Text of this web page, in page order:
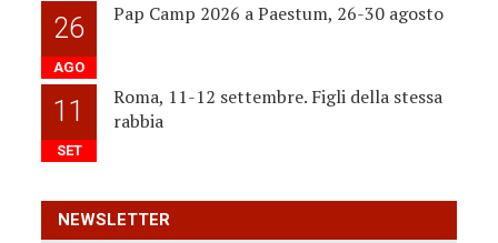
26
AGO
Pap Camp 2026 a Paestum, 26-30 agosto
11
SET
Roma, 11-12 settembre. Figli della stessa
rabbia
NEWSLETTER